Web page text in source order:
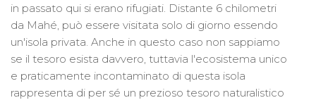
in passato qui si erano rifugiati. Distante 6 chilometri
da Mahé, può essere visitata solo di giorno essendo
un'isola privata. Anche in questo caso non sappiamo
se il tesoro esista davvero, tuttavia l'ecosistema unico
e praticamente incontaminato di questa isola
rappresenta di per sé un prezioso tesoro naturalistico